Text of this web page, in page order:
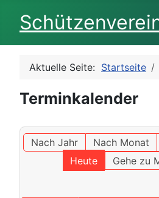
Aktuelle Seite: Startseite
Terminkalender
Nach Jahr Nach Monat
Heute
Gehe zu